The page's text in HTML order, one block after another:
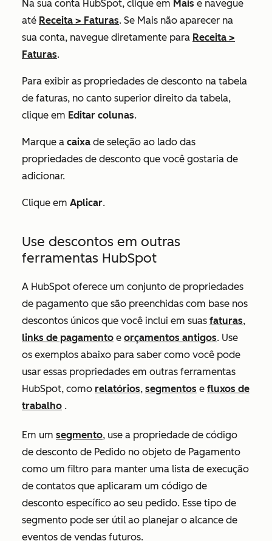
Na sua conta HubSpot, clique em Mais e navegue
até Receita > Faturas. Se Mais não aparecer na
sua conta, navegue diretamente para Receita >
Faturas.
Para exibir as propriedades de desconto na tabela
de faturas, no canto superior direito da tabela,
clique em Editar colunas.
Marque a caixa de seleção ao lado das
propriedades de desconto que você gostaria de
adicionar.
Clique em Aplicar.
Use descontos em outras
ferramentas HubSpot
A HubSpot oferece um conjunto de propriedades
de pagamento que são preenchidas com base nos
descontos únicos que você inclui em suas faturas,
links de pagamento e orçamentos antigos. Use
os exemplos abaixo para saber como você pode
usar essas propriedades em outras ferramentas
HubSpot, como relatórios, segmentos e fluxos de
trabalho .
Em um segmento, use a propriedade de código
de desconto de Pedido no objeto de Pagamento
como um filtro para manter uma lista de execução
de contatos que aplicaram um código de
desconto específico ao seu pedido. Esse tipo de
segmento pode ser útil ao planejar o alcance de
eventos de vendas futuros.